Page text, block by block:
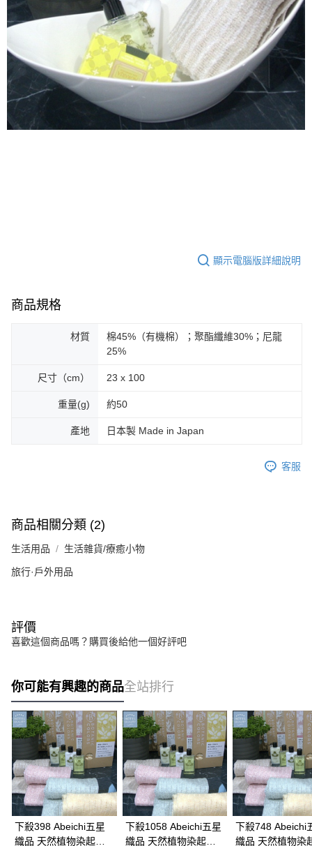
顯示電腦版詳細說明
商品規格
材質
棉45%（有機棉）；聚酯纖維30%；尼龍
25%
尺寸（cm） 23 x 100
重量(g) 約50
產地 日本製 Made in Japan
客服
商品相關分類 (2)
生活用品 生活雜貨/療癒小物
旅行·戶外用品
評價
喜歡這個商品嗎？購買後給他一個好評吧
你可能有興趣的商品全站排行
下殺398 Abeichi五星
織品 天然植物染起泡
下殺1058 Abeichi五星
織品 天然植物染起泡
下殺748 Abeichi
織品 天然植物染